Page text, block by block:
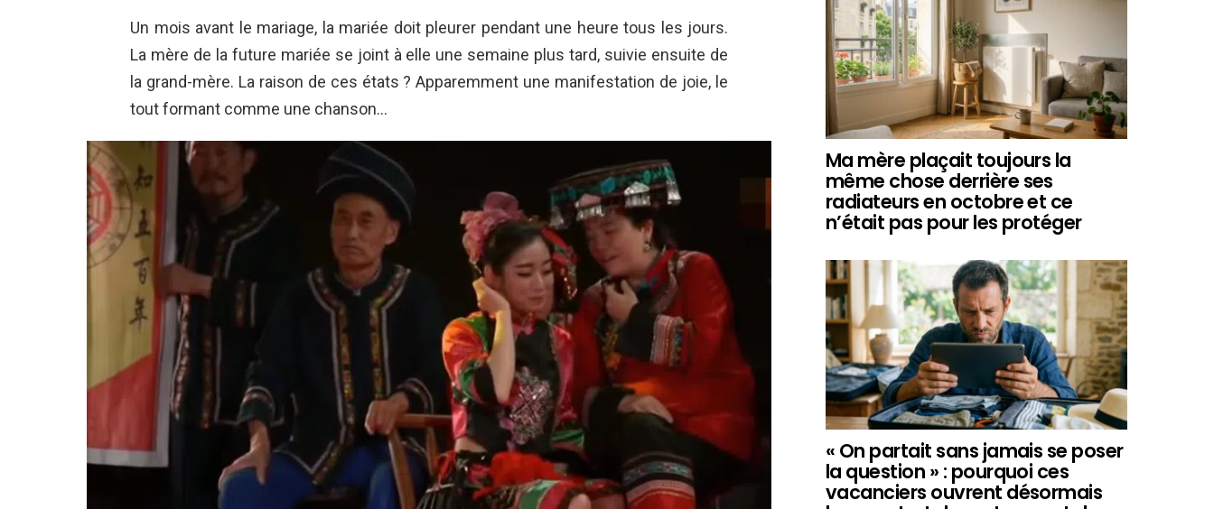
Un mois avant le mariage, la mariée doit pleurer pendant une heure tous les jours.
La mère de la future mariée se joint à elle une semaine plus tard, suivie ensuite de
la grand-mère. La raison de ces états ? Apparemment une manifestation de joie, le
tout formant comme une chanson…
Ma mère plaçait toujours la
même chose derrière ses
radiateurs en octobre et ce
n’était pas pour les protéger
« On partait sans jamais se poser
la question » : pourquoi ces
vacanciers ouvrent désormais